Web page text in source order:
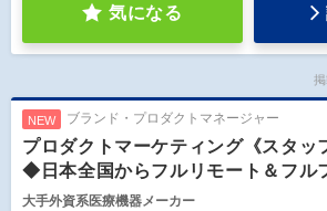
気になる
NEW ブランド・プロダクトマネージャー
プロダクトマーケティング《スタッ
◆日本全国からフルリモート＆フル
大手外資系医療機器メーカー